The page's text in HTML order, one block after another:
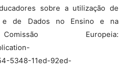
sobre a utilização de
e de Dados no Ensino e na
Europeia:
5348-11ed-92ed-